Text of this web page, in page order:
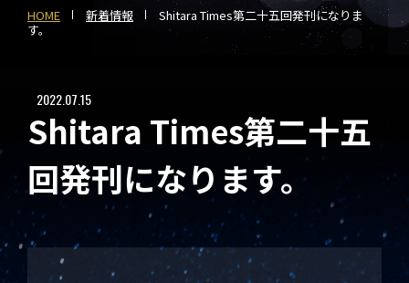
HOME 新着情報
Shitara Times第二十五回発刊になりま
す。
2022.07.15
Shitara Times第二十五
回発刊になります。